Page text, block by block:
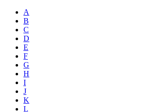
A
B
C
D
E
F
G
H
I
J
K
L